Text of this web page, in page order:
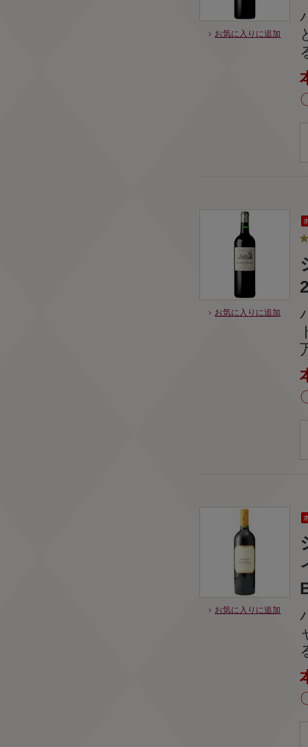
お気に入りに追加
お気に入りに追加
お気に入りに追加